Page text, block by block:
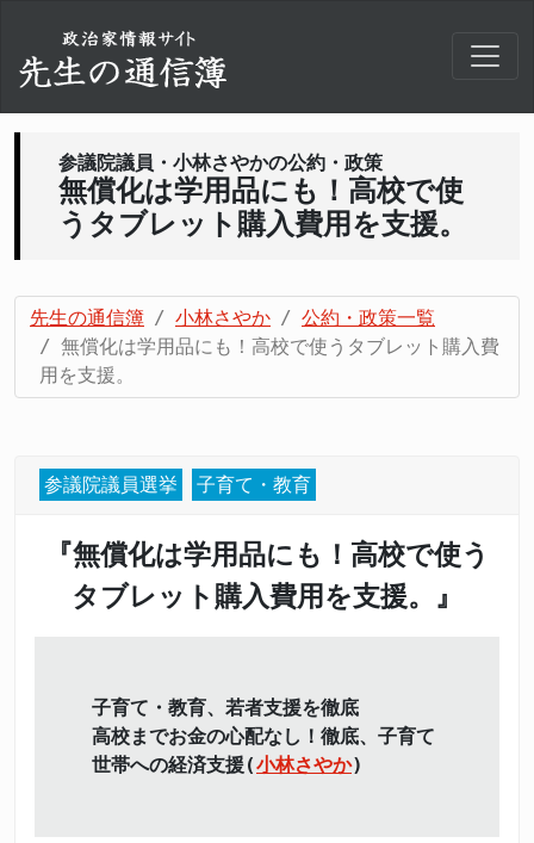
参議院議員・小林さやかの公約・政策
無償化は学用品にも！高校で使
うタブレット購入費用を支援。
先生の通信簿 小林さやか
公約・政策一覧
無償化は学用品にも！高校で使うタブレット購入費
用を支援。
参議院議員選挙 子育て・教育
『無償化は学用品にも！高校で使う
タブレット購入費用を支援。』
子育て・教育、若者支援を徹底
高校までお金の心配なし！徹底、子育て
世帯への経済支援(小林さやか)